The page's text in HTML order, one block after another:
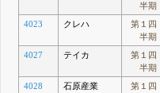
半期
4023 クレハ
第１四
半期
4027 テイカ
第１四
半期
4028 石原産業
第１四